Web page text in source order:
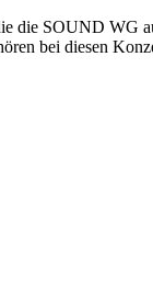
SOUND WG
bei diesen